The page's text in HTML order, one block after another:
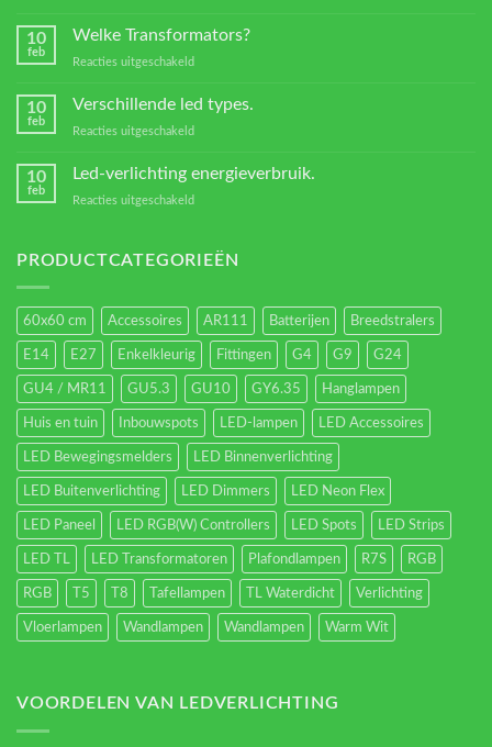
verlichting
10
feb
Welke Transformators?
Reacties uitgeschakeld
Transformators?
10
feb
Verschillende led types.
Reacties uitgeschakeld
10
feb
Led-verlichting energieverbruik.
Reacties uitgeschakeld
energieverbruik.
PRODUCTCATEGORIEËN
60x60 cm Accessoires AR111 Batterijen Breedstralers
E14 E27 Enkelkleurig Fittingen G4 G9 G24
GU4 / MR11 GU5.3 GU10 GY6.35 Hanglampen
Huis en tuin Inbouwspots LED-lampen LED Accessoires
LED Bewegingsmelders LED Binnenverlichting
LED Buitenverlichting LED Dimmers LED Neon Flex
LED Paneel LED RGB(W) Controllers LED Spots LED Strips
LED TL LED Transformatoren Plafondlampen R7S RGB
RGB T5 T8 Tafellampen TL Waterdicht Verlichting
Vloerlampen Wandlampen Wandlampen Warm Wit
VOORDELEN VAN LEDVERLICHTING